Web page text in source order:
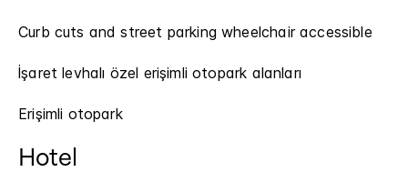
Curb cuts and street parking wheelchair accessible
İşaret levhalı özel erişimli otopark alanları
Erişimli otopark
Hotel